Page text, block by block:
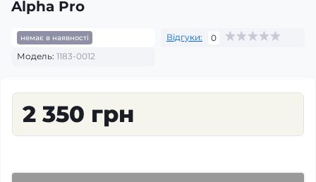
Alpha Pro
немає в наявності Відгуки:
0
Модель: 1183-0012
2 350 грн